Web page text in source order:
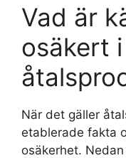
Vad är
osäkert i
När det gäller
etablerade fakta
osäkerhet.